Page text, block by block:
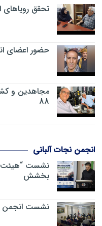
تحقق
حضور اعضای
88
انجمن نجات آلبانی
بخشش
نشست انجمن